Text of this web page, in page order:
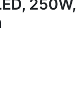
250W,